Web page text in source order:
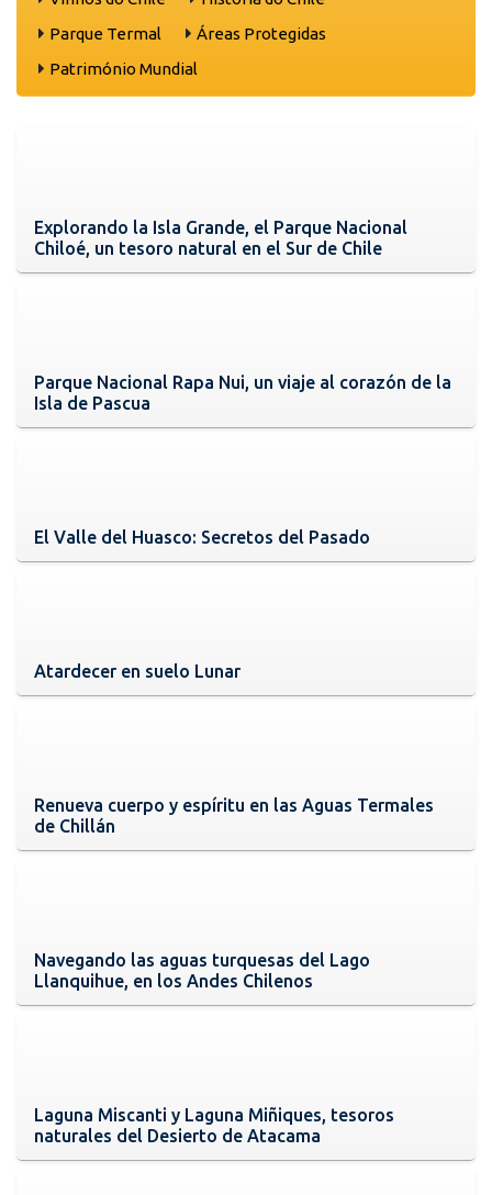
Parque Termal
Áreas Protegidas
Património Mundial
Explorando la Isla Grande, el Parque Nacional
Chiloé, un tesoro natural en el Sur de Chile
Parque Nacional Rapa Nui, un viaje al corazón de la
Isla de Pascua
El Valle del Huasco: Secretos del Pasado
Atardecer en suelo Lunar
Renueva cuerpo y espíritu en las Aguas Termales
de Chillán
Navegando las aguas turquesas del Lago
Llanquihue, en los Andes Chilenos
Laguna Miscanti y Laguna Miñiques, tesoros
naturales del Desierto de Atacama